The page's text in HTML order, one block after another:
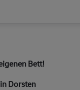
Bett!
in Dorsten